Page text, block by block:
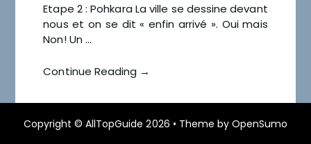
Etape 2 : Pohkara La ville se dessine devant
nous et on se dit « enfin arrivé ». Oui mais
Non! Un …
Continue Reading →
Copyright © AllTopGuide 2026 • Theme byOpenSumo